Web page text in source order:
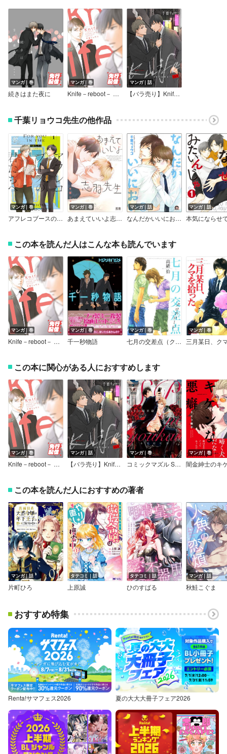
マンガ｜巻
続きはまた夜に
マンガ｜巻
Knife－reboot－ 【電子限定特典付き】
マンガ｜話
【バラ売り】Knife－reboot－
千葉リョウコ先生の他作品
マンガ｜巻
アフレコブースの君たちへ
マンガ｜巻
あまえていいよ志羽先生【電子限定おまけ付き】
マンガ｜話
なんだかいいにおい（分冊版）
マンガ｜話
この本を読んだ人はこんな本も読んでいます
マンガ｜巻
Knife－reboot－ 【電子限定特典付き】
マンガ｜巻
千一秒物語
マンガ｜巻
七月の交差点（クロスロード）
マンガ｜巻
この本に関心がある人におすすめします
マンガ｜巻
Knife－reboot－ 【電子限定特典付き】
マンガ｜話
【バラ売り】Knife－reboot－
マンガ｜巻
コミックマズル SPの境界線
マンガ｜巻
この本を読んだ人におすすめの著者
マンガ｜話
片町ひろ
タテコミ｜話
上原誠
タテコミ｜話
ひのすばる
マンガ｜話
秋鮭こぐま
おすすめ特集
Renta!サマフェス2026 夏の大大大冊子フェア2026